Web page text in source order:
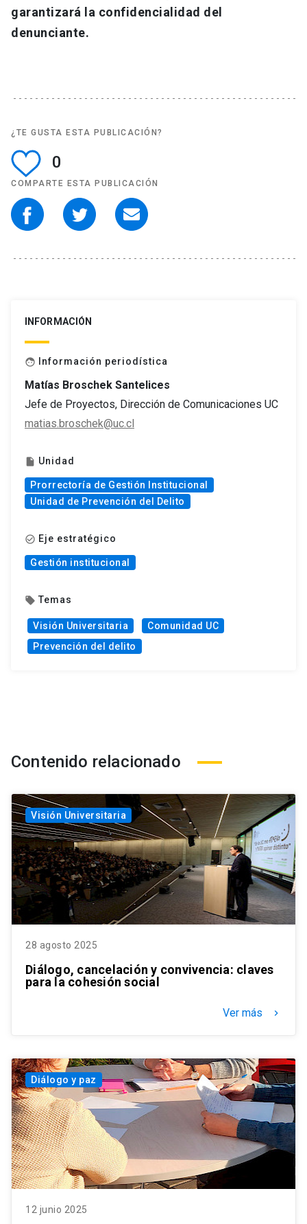
garantizará la confidencialidad del
denunciante.
¿TE GUSTA ESTA PUBLICACIÓN?
0
COMPARTE ESTA PUBLICACIÓN
INFORMACIÓN
face Información periodística
Matías Broschek Santelices
Jefe de Proyectos, Dirección de Comunicaciones UC
matias.broschek@uc.cl
insert_drive_file Unidad
Prorrectoría de Gestión Institucional
Unidad de Prevención del Delito
check_circle_outline Eje estratégico
Gestión institucional
local_offer Temas
Visión Universitaria
Comunidad UC
Prevención del delito
Contenido relacionado
Visión Universitaria
28 agosto 2025
Diálogo, cancelación y convivencia: claves
para la cohesión social
Ver más keyboard_arrow_right
Diálogo y paz
12 junio 2025